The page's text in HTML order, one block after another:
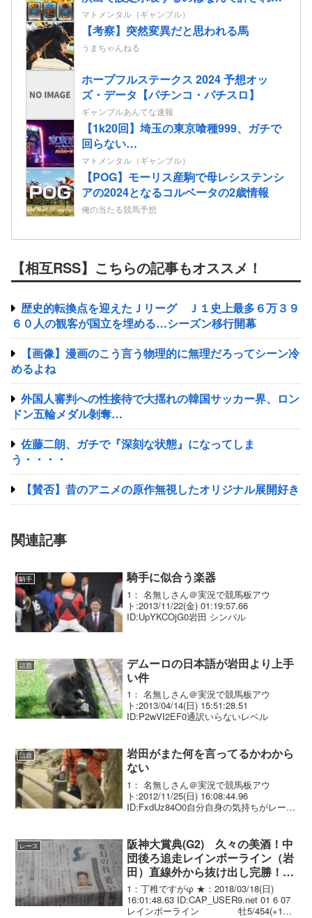
るの？
マトメンタル（ギャンブル）
【考察】突然変異だと思われる馬
うまちゃんねる
ホープフルステークス 2024 予想オッ
ズ・データ【パチンコ・パチスロ】
ギャンブルあんてな速報
【1k20回】埼玉の東京喰種999、ガチで
回らない…
マトメンタル（ギャンブル）
【POG】モーリス産駒で母レシステンシ
アの2024となるコルベータの2歳情報
俺の当たる競馬予想
【相互RSS】こちらの記事もオススメ！
歴史的転換点を迎えたＪリーグ Ｊ１史上最多６万３９
６０人の観客が国立を埋める…シーズン移行開幕
【画像】漫画のこう言う物理的に無理だろってシーン冷
めるよね
外国人審判への性接待で大揺れの韓国サッカー界、ロン
ドン五輪メダル剝奪…
佐藤二朗、ガチで『深刻な状態』になってしま
う・・・・
【賛否】昔のアニメの原作無視したオリジナル展開好き
関連記事
騎手 騎手に似合う楽器
1： 名無しさん＠実況で競馬板アウ
ト:2013/11/22(金) 01:19:57.66
ID:UpYKCOjG0岩田 シンバル
話題
デムーロの日本語が岩田より上手
い件
1： 名無しさん＠実況で競馬板アウ
ト:2013/04/14(日) 15:51:28.51
ID:P2wVI2EF0通訳いらないレベル
話題
岩田がまた何を言ってるかわから
ない
1： 名無しさん＠実況で競馬板アウ
ト:2012/11/25(日) 16:08:44.96
ID:FxdUz84O0自分自身の気持ちがレース
レース
阪神大賞典(G2) 久々の美酒！中
団後ろ追走レインボーライン（岩
田）直線外から抜け出し完勝！2
年ぶり勝利で天皇賞春へ
1：丁稚ですがφ ★：2018/03/18(日)
16:01:48.63 ID:CAP_USER9.net 01 6 07
レインボーライン 牡5/454(+10)/